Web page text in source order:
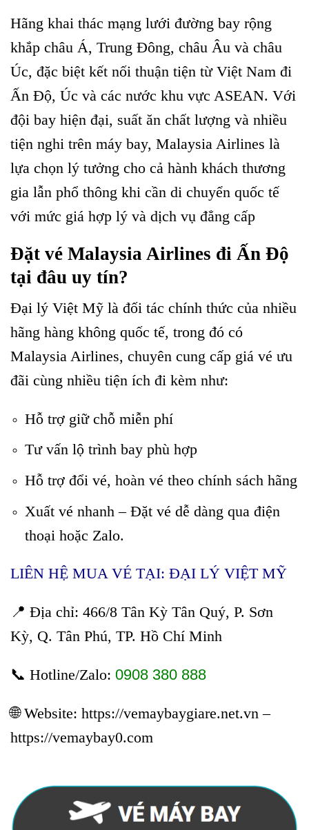
Hãng khai thác mạng lưới đường bay rộng
khắp châu Á, Trung Đông, châu Âu và châu
Úc, đặc biệt kết nối thuận tiện từ Việt Nam đi
Ấn Độ, Úc và các nước khu vực ASEAN. Với
đội bay hiện đại, suất ăn chất lượng và nhiều
tiện nghi trên máy bay, Malaysia Airlines là
lựa chọn lý tưởng cho cả hành khách thương
gia lẫn phổ thông khi cần di chuyển quốc tế
với mức giá hợp lý và dịch vụ đẳng cấp
Đặt vé Malaysia Airlines đi Ấn Độ
tại đâu uy tín?
Đại lý Việt Mỹ là đối tác chính thức của nhiều
hãng hàng không quốc tế, trong đó có
Malaysia Airlines, chuyên cung cấp giá vé ưu
đãi cùng nhiều tiện ích đi kèm như:
Hỗ trợ giữ chỗ miễn phí
Tư vấn lộ trình bay phù hợp
Hỗ trợ đổi vé, hoàn vé theo chính sách hãng
Xuất vé nhanh – Đặt vé dễ dàng qua điện
thoại hoặc Zalo.
LIÊN HỆ MUA VÉ TẠI: ĐẠI LÝ VIỆT MỸ
📍 Địa chỉ: 466/8 Tân Kỳ Tân Quý, P. Sơn
Kỳ, Q. Tân Phú, TP. Hồ Chí Minh
📞 Hotline/Zalo: 0908 380 888
🌐 Website: https://vemaybaygiare.net.vn –
https://vemaybay0.com